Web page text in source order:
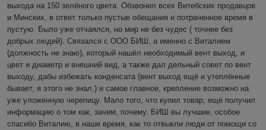
выхода на 150 зелёного цвета. Обзвонил всех Витебских продавцов
и Минских, в ответ только пустые обещания и потраченное время в
пустую. Было уже отчаялся, но мир не без чудес ( точнее без
добрых людей). Связался с ООО БИШ, а именно с Виталием
(должность не знаю), который нашёл необходимый вент выход, и
цвет и диаметр и внешний вид, а также дал дельный совет по вент
выходу, дабы избежать конденсата (вент выход ещё и утеплённые
бывает, я этого не знал.) и самое главное, крепление возможно на
уже уложенную черепицу. Мало того, что купил товар, ещё получил
информацию о том как, зачем, почему. БИШ вы лучшие, особое
спасибо Виталию, в наше время, как то отвыкли люди от помощи со